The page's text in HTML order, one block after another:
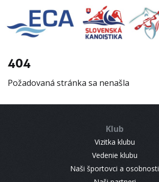
404
Požadovaná stránka sa nenašla
Klub
Vizitka klubu
Vedenie klubu
Naši športovci a osobnosti
EURO 19
INFO
RESULTS
CONTACT